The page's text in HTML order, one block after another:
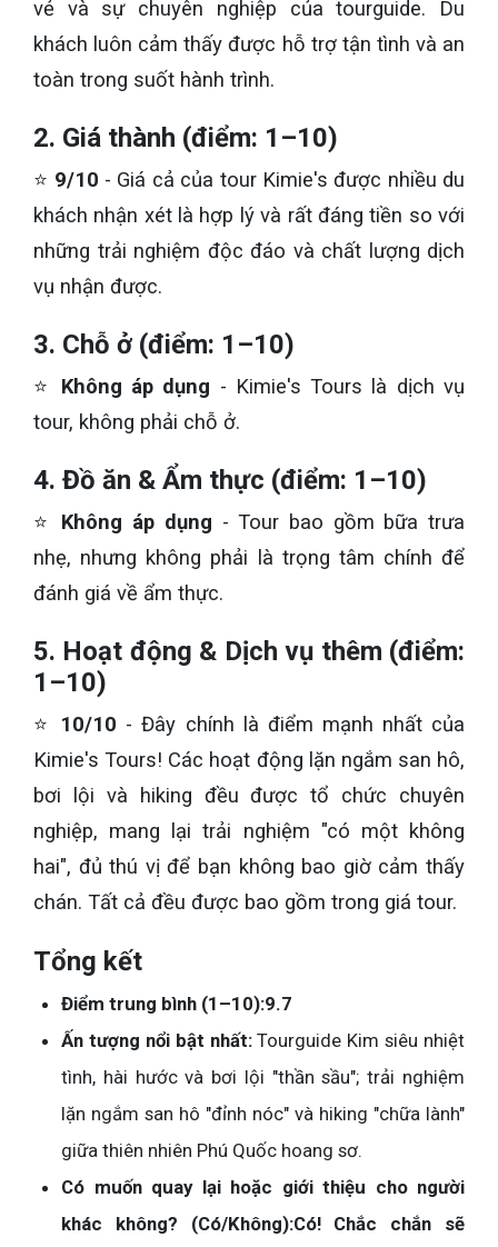
vẻ và sự chuyên nghiệp của tourguide. Du
khách luôn cảm thấy được hỗ trợ tận tình và an
toàn trong suốt hành trình.
2. Giá thành (điểm: 1–10)
⭐ 9/10 - Giá cả của tour Kimie's được nhiều du
khách nhận xét là hợp lý và rất đáng tiền so với
những trải nghiệm độc đáo và chất lượng dịch
vụ nhận được.
3. Chỗ ở (điểm: 1–10)
⭐ Không áp dụng - Kimie's Tours là dịch vụ
tour, không phải chỗ ở.
4. Đồ ăn & Ẩm thực (điểm: 1–10)
⭐ Không áp dụng - Tour bao gồm bữa trưa
nhẹ, nhưng không phải là trọng tâm chính để
đánh giá về ẩm thực.
5. Hoạt động & Dịch vụ thêm (điểm:
1–10)
⭐ 10/10 - Đây chính là điểm mạnh nhất của
Kimie's Tours! Các hoạt động lặn ngắm san hô,
bơi lội và hiking đều được tổ chức chuyên
nghiệp, mang lại trải nghiệm "có một không
hai", đủ thú vị để bạn không bao giờ cảm thấy
chán. Tất cả đều được bao gồm trong giá tour.
Tổng kết
Điểm trung bình (1–10):9.7
Ấn tượng nổi bật nhất:Tourguide Kim siêu nhiệt
tình, hài hước và bơi lội "thần sầu"; trải nghiệm
lặn ngắm san hô "đỉnh nóc" và hiking "chữa lành"
giữa thiên nhiên Phú Quốc hoang sơ.
Có muốn quay lại hoặc giới thiệu cho người
khác không? (Có/Không):Có! Chắc chắn sẽ